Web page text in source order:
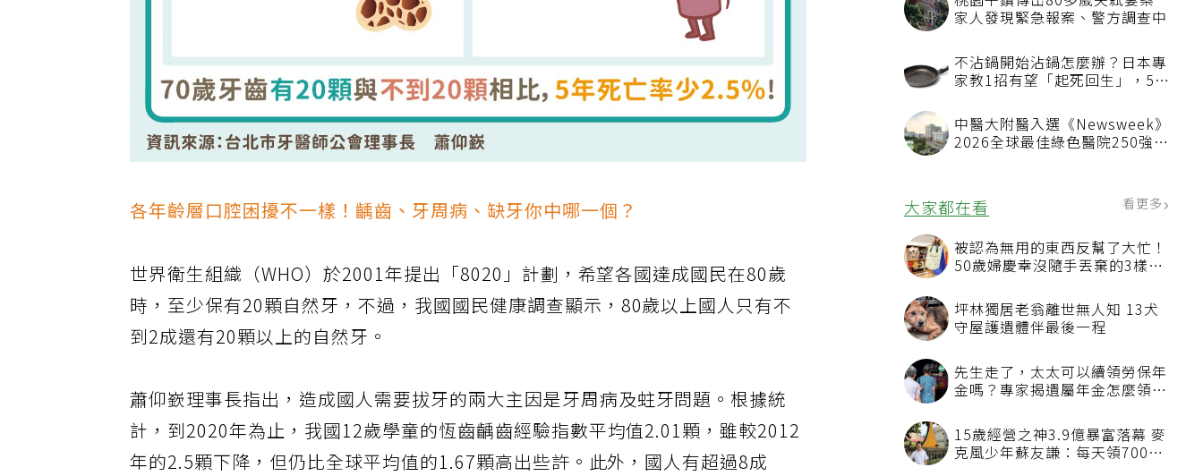
桃園平鎮傳出80多歲夫弒妻案
家人發現緊急報案、警方調查中
不沾鍋開始沾鍋怎麼辦？日本專
家教1招有望「起死回生」，5情
中醫大附醫入選《Newsweek》
2026全球最佳綠色醫院250強
大家都在看
被認為無用的東西反幫了大忙！
50歲婦慶幸沒隨手丟棄的3樣物
坪林獨居老翁離世無人知 13犬
守屋護遺體伴最後一程
先生走了，太太可以續領勞保年
15歲經營之神3.9億暴富落幕 麥
克風少年蘇友謙：每天領700元
各年齡層口腔困擾不一樣！齲齒、牙周病、缺牙你中哪一個？
世界衛生組織（WHO）於2001年提出「8020」計劃，希望各國達成國民在80歲
時，至少保有20顆自然牙，不過，我國國民健康調查顯示，80歲以上國人只有不
到2成還有20顆以上的自然牙。
蕭仰嶔理事長指出，造成國人需要拔牙的兩大主因是牙周病及蛀牙問題。根據統
計，到2020年為止，我國12歲學童的恆齒齲齒經驗指數平均值2.01顆，雖較2012